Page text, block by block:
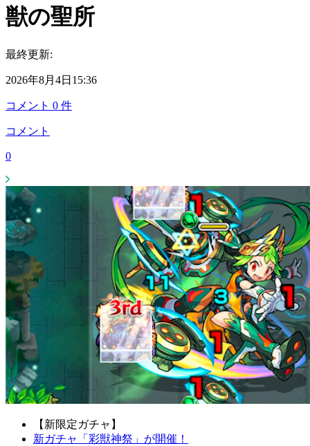
獣の聖所
最終更新:
2026年8月4日15:36
コメント 0 件
コメント
0
【新限定ガチャ】
新ガチャ「彩獣神祭」が開催！